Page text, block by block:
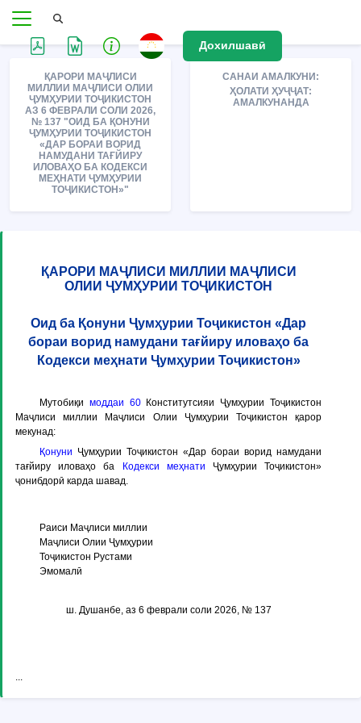
Дохилшавӣ
ҚАРОРИ МАҶЛИСИ
МИЛЛИИ МАҶЛИСИ ОЛИИ
ҶУМҲУРИИ ТОҶИКИСТОН
АЗ 6 ФЕВРАЛИ СОЛИ 2026,
№ 137 "ОИД БА ҚОНУНИ
ҶУМҲУРИИ ТОҶИКИСТОН
«ДАР БОРАИ ВОРИД
НАМУДАНИ ТАҒЙИРУ
ИЛОВАҲО БА КОДЕКСИ
МЕҲНАТИ ҶУМҲУРИИ
ТОҶИКИСТОН»"
САНАИ АМАЛКУНИ:
ҲОЛАТИ ҲУҶҶАТ:
АМАЛКУНАНДА
ҚАРОРИ МАҶЛИСИ МИЛЛИИ МАҶЛИСИ
ОЛИИ ҶУМҲУРИИ ТОҶИКИСТОН
Оид ба Қонуни Ҷумҳурии Тоҷикистон «Дар
бораи ворид намудани тағйиру иловаҳо ба
Кодекси меҳнати Ҷумҳурии Тоҷикистон»
Мутобиқи моддаи 60Конститутсияи Ҷумҳурии Тоҷикистон
Маҷлиси миллии Маҷлиси Олии Ҷумҳурии Тоҷикистон қарор
мекунад:
Қонуни Ҷумҳурии Тоҷикистон «Дар бораи ворид намудани
тағйиру иловаҳо ба
Кодекси меҳнати Ҷумҳурии Тоҷикистон»
ҷонибдорӣ карда шавад.
Раиси Маҷлиси миллии
Маҷлиси Олии Ҷумҳурии
Тоҷикистон Рустами
Эмомалӣ
ш. Душанбе, аз 6 феврали соли 2026, № 137
...